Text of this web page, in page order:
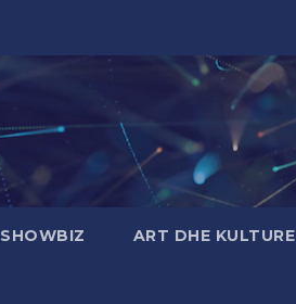
SHOWBIZ ART DHE KULTURE